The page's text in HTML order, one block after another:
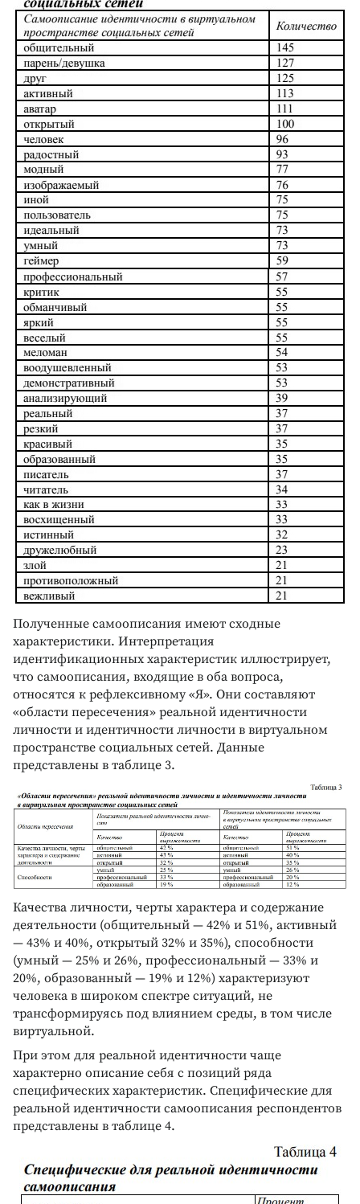
Полученные самоописания имеют сходные
характеристики. Интерпретация
идентификационных характеристик иллюстрирует,
что самоописания, входящие в оба вопроса,
относятся к рефлексивному «Я». Они составляют
«области пересечения» реальной идентичности
личности и идентичности личности в виртуальном
пространстве социальных сетей. Данные
представлены в таблице 3.
Качества личности, черты характера и содержание
деятельности (общительный — 42% и 51%, активный
— 43% и 40%, открытый 32% и 35%), способности
(умный — 25% и 26%, профессиональный — 33% и
20%, образованный — 19% и 12%) характеризуют
человека в широком спектре ситуаций, не
трансформируясь под влиянием среды, в том числе
виртуальной.
При этом для реальной идентичности чаще
характерно описание себя с позиций ряда
специфических характеристик. Специфические для
реальной идентичности самоописания респондентов
представлены в таблице 4.